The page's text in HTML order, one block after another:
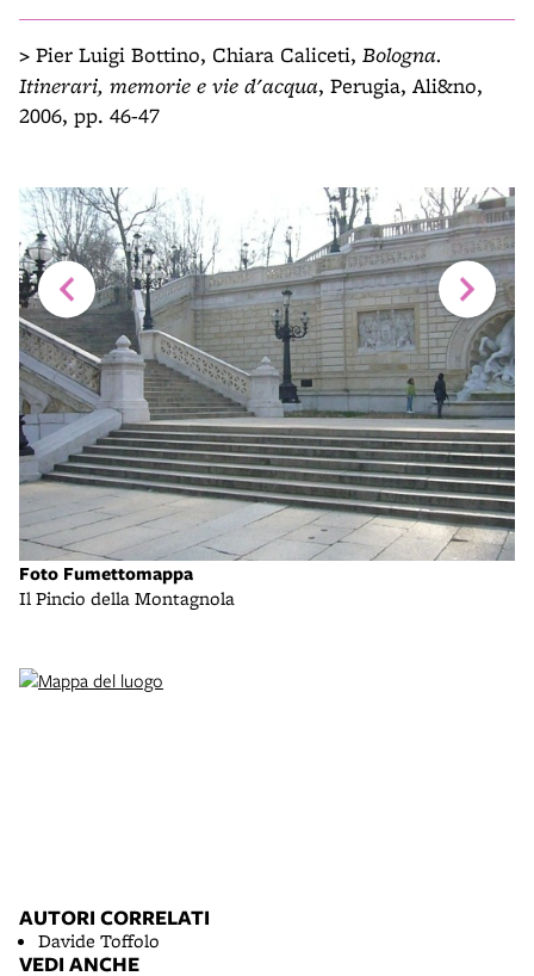
> Pier Luigi Bottino, Chiara Caliceti, Bologna.
Itinerari, memorie e vie d'acqua, Perugia, Ali&no,
2006, pp. 46-47
Foto Fumettomappa
Il Pincio della Montagnola
AUTORI CORRELATI
Davide Toffolo
VEDI ANCHE